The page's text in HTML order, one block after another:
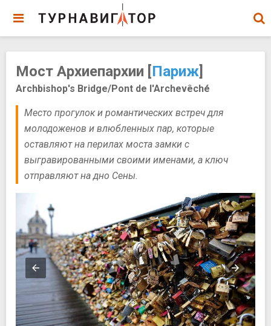
Мост Архиепархии [Париж]
Archbishop's Bridge/Pont de l'Archevêché
Место прогулок и романтических встреч для
молодоженов и влюбленных пар, которые
оставляют на перилах моста замки с
выгравированными своими именами, а ключ
отправляют на дно Сены.